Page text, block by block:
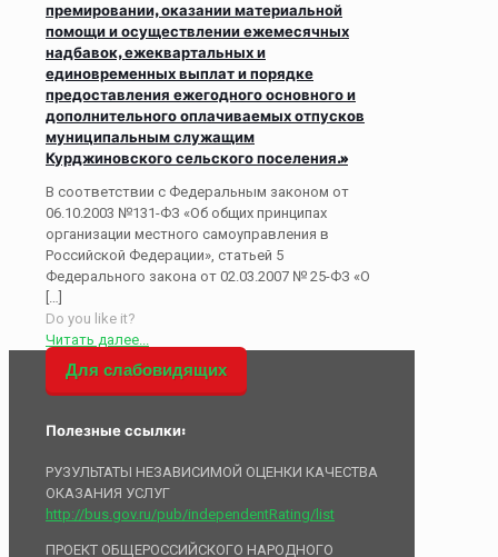
премировании, оказании материальной
помощи и осуществлении ежемесячных
надбавок, ежеквартальных и
единовременных выплат и порядке
предоставления ежегодного основного и
дополнительного оплачиваемых отпусков
муниципальным служащим
Курджиновского сельского поселения.»
В соответствии с Федеральным законом от
06.10.2003 №131-ФЗ «Об общих принципах
организации местного самоуправления в
Российской Федерации», статьей 5
Федерального закона от 02.03.2007 № 25-ФЗ «О
[…]
Do you like it?
Читать далее...
Для слабовидящих
Полезные ссылки:
РУЗУЛЬТАТЫ НЕЗАВИСИМОЙ ОЦЕНКИ КАЧЕСТВА
ОКАЗАНИЯ УСЛУГ
http://bus.gov.ru/pub/independentRating/list
ПРОЕКТ ОБЩЕРОССИЙСКОГО НАРОДНОГО